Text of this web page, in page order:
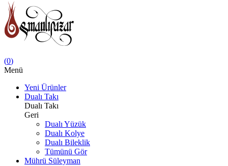
(0)
Menü
Yeni Ürünler
Dualı Takı
Dualı Takı
Geri
Dualı Yüzük
Dualı Kolye
Dualı Bileklik
Tümünü Gör
Mührü Süleyman